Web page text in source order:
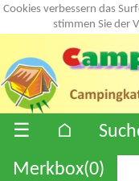
Cookies verbessern das
stimmen Sie der
☰ ⌂
Merkbox(0)